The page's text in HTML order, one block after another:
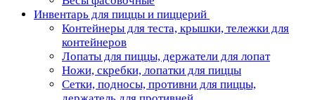
Инвентарь для пиццы и пиццерий
Контейнеры для теста, крышки, тележки для
контейнеров
Лопаты для пиццы, держатели для лопат
Ножи, скребки, лопатки для пиццы
Сетки, подносы, противни для пиццы,